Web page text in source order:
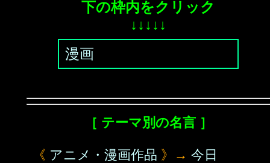
下の枠内をクリック
↓↓↓↓↓
漫画
［ テーマ別の名言 ］
《 アニメ・漫画作品 》→ 今日